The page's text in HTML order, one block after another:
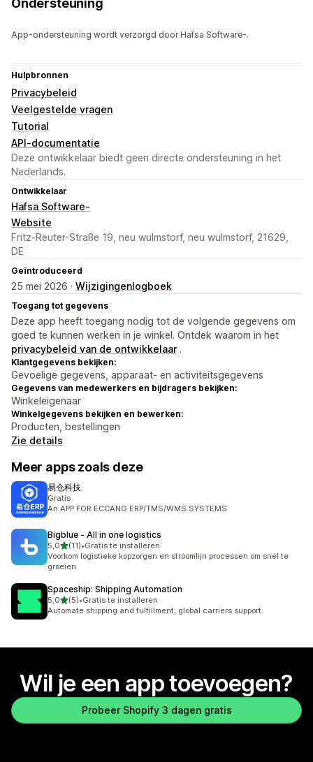
Ondersteuning
App-ondersteuning wordt verzorgd door Hafsa Software-.
Hulpbronnen
Privacybeleid
Veelgestelde vragen
Tutorial
API-documentatie
Deze ontwikkelaar biedt geen directe ondersteuning in het
Nederlands.
Ontwikkelaar
Hafsa Software-
Website
Fritz-Reuter-Straße 19, neu wulmstorf, neu wulmstorf, 21629,
DE
Geïntroduceerd
25 mei 2026 · Wijzigingenlogboek
Toegang tot gegevens
Deze app heeft toegang nodig tot de volgende gegevens om
goed te kunnen werken in je winkel. Ontdek waarom in het
privacybeleid van de ontwikkelaar .
Klantgegevens bekijken:
Gevoelige gegevens, apparaat- en activiteitsgegevens
Gegevens van medewerkers en bijdragers bekijken:
Winkeleigenaar
Winkelgegevens bekijken en bewerken:
Producten, bestellingen
Zie details
Meer apps zoals deze
易仓科技
Gratis
An APP FOR ECCANG ERP/TMS/WMS SYSTEMS
Bigblue ‑ All in one logistics
5,0van 5 sterren
(11)
11 recensies in totaal
•Gratis te installeren
Voorkom logistieke kopzorgen en stroomlijn processen om snel te
groeien
Spaceship: Shipping Automation
5,0van 5 sterren
(5)
5 recensies in totaal
•Gratis te installeren
Automate shipping and fulfillment, global carriers support.
Wil je een app toevoegen?
Probeer Shopify 3 dagen gratis